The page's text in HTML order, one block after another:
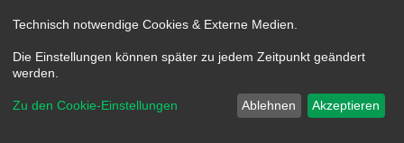
Technisch notwendige Cookies & Externe Medien
Die Einstellungen können später zu jedem Zeitpunkt geändert
werden.
Zu den Cookie-Einstellungen Ablehnen Akzeptieren